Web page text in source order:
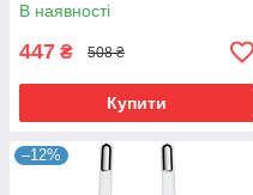
В наявності
447 ₴ 508 ₴
Купити
–12%